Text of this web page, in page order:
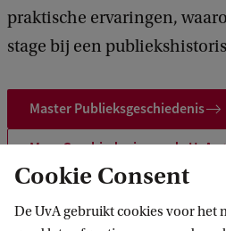
praktische ervaringen,
stage bij een
Master Publieksgeschiedenis
Meer Geschiedenis aan de UvA
Cookie Consent
De UvA gebruikt cookies voor het